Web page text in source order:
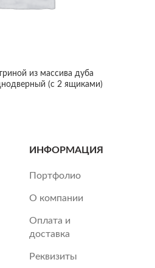
из массива дуба
(с 2 ящиками)
ИНФОРМАЦИЯ
Портфолио
О компании
Оплата и
доставка
Реквизиты